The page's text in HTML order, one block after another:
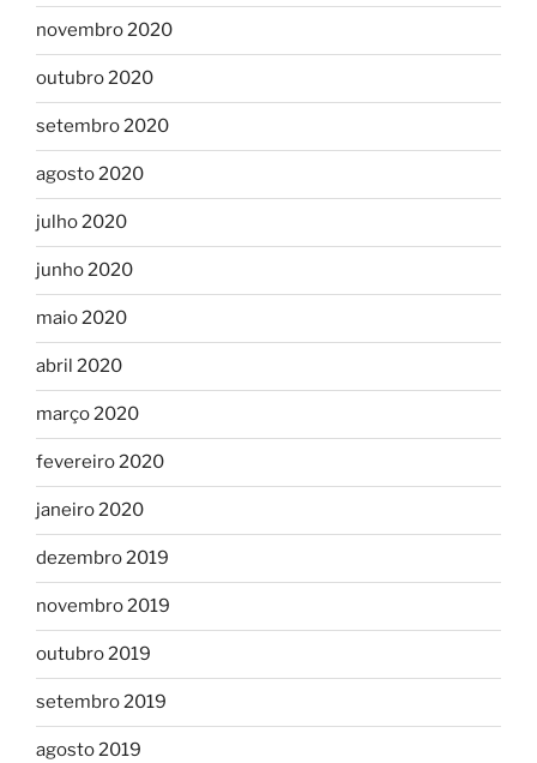
novembro 2020
outubro 2020
setembro 2020
agosto 2020
julho 2020
junho 2020
maio 2020
abril 2020
março 2020
fevereiro 2020
janeiro 2020
dezembro 2019
novembro 2019
outubro 2019
setembro 2019
agosto 2019